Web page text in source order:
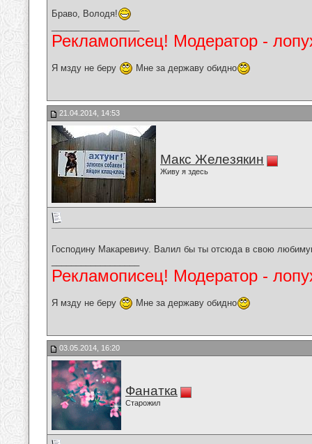
Браво, Володя!
Рекламописец! Модератор -
Я мзду не беру Мне за державу обидно
21.04.2014, 14:53
Макс Железякин
Живу я здесь
Господину Макаревичу. Валил бы ты отсюда в свою
Рекламописец! Модератор -
Я мзду не беру Мне за державу обидно
03.05.2014, 16:20
Фанатка
Старожил